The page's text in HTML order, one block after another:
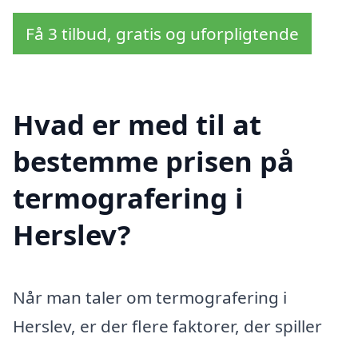
Få 3 tilbud, gratis og uforpligtende
Hvad er med til at
bestemme prisen på
termografering i
Herslev?
Når man taler om termografering i
Herslev, er der flere faktorer, der spiller